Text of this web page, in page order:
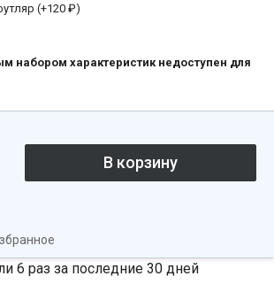
(+120 ₽)
набором характеристик недоступен для
6 раз за последние 30 дней